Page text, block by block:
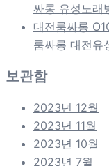
싸롱 유성노래
대전룸싸롱
룸싸롱 대전유
보관함
2023년 12월
2023년 11월
2023년 10월
2023년 7월